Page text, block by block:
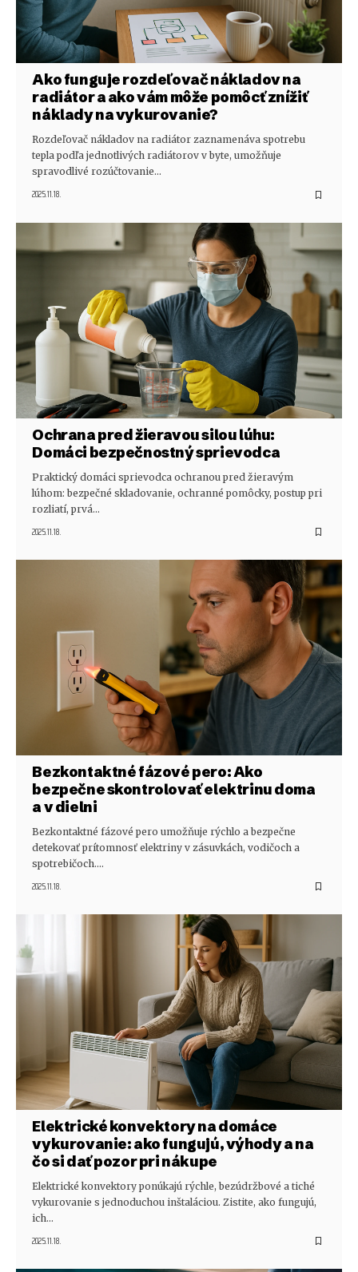
Ako funguje rozdeľovač nákladov na
radiátor a ako vám môže pomôcť znížiť
náklady na vykurovanie?
Rozdeľovač nákladov na radiátor zaznamenáva spotrebu
tepla podľa jednotlivých radiátorov v byte, umožňuje
spravodlivé rozúčtovanie…
2025.11.18.
Ochrana pred žieravou silou lúhu:
Domáci bezpečnostný sprievodca
Praktický domáci sprievodca ochranou pred žieravým
lúhom: bezpečné skladovanie, ochranné pomôcky, postup pri
rozliatí, prvá…
2025.11.18.
Bezkontaktné fázové pero: Ako
bezpečne skontrolovať elektrinu doma
a v dielni
Bezkontaktné fázové pero umožňuje rýchlo a bezpečne
detekovať prítomnosť elektriny v zásuvkách, vodičoch a
spotrebičoch.…
2025.11.18.
Elektrické konvektory na domáce
vykurovanie: ako fungujú, výhody a na
čo si dať pozor pri nákupe
Elektrické konvektory ponúkajú rýchle, bezúdržbové a tiché
vykurovanie s jednoduchou inštaláciou. Zistite, ako fungujú,
ich…
2025.11.18.